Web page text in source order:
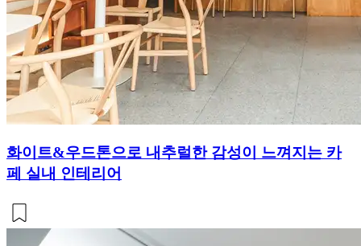
화이트&우드톤으로 내추럴한 감성이 느껴지는 카
페 실내 인테리어